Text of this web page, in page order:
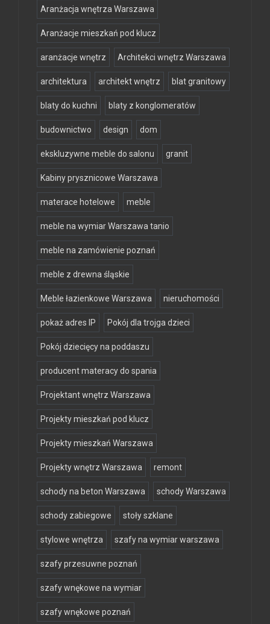
Aranżacja wnętrza Warszawa
Aranżacje mieszkań pod klucz
aranżacje wnętrz Architekci wnętrz Warszawa
architektura architekt wnętrz blat granitowy
blaty do kuchni blaty z konglomeratów
budownictwo design dom
ekskluzywne meble do salonu granit
Kabiny prysznicowe Warszawa
materace hotelowe meble
meble na wymiar Warszawa tanio
meble na zamówienie poznań
meble z drewna śląskie
Meble łazienkowe Warszawa nieruchomości
pokaż adres IP Pokój dla trojga dzieci
Pokój dziecięcy na poddaszu
producent materacy do spania
Projektant wnętrz Warszawa
Projekty mieszkań pod klucz
Projekty mieszkań Warszawa
Projekty wnętrz Warszawa remont
schody na beton Warszawa schody Warszawa
schody zabiegowe stoły szklane
stylowe wnętrza szafy na wymiar warszawa
szafy przesuwne poznań
szafy wnękowe na wymiar
szafy wnękowe poznań